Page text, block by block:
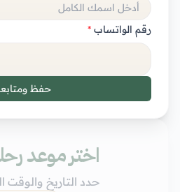
رقم الواتساب *
حفظ
اختر موعد
حدد التاريخ